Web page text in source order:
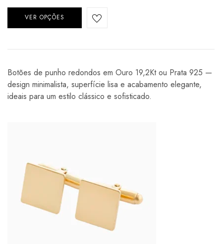
VER OPÇÕES
Botões de punho redondos em Ouro 19,2Kt ou Prata 925 —
design minimalista, superfície lisa e acabamento elegante,
ideais para um estilo clássico e sofisticado.